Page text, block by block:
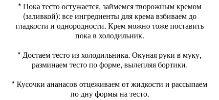
* Пока тесто остужается, займемся творожным кремом
(заливкой): все ингредиенты для крема взбиваем до
гладкости и однородности. Крем можно тоже поставить
пока в холодильник.
* Достаем тесто из холодильника. Окуная руки в муку,
разминаем тесто по форме, вылепляя бортики.
* Кусочки ананасов отцеживаем от жидкости и рассыпаем
по дну формы на тесто.